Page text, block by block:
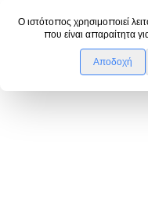
Ο ιστότοπος χρησιμοποιεί
που είναι απαραίτητα
Αποδοχή